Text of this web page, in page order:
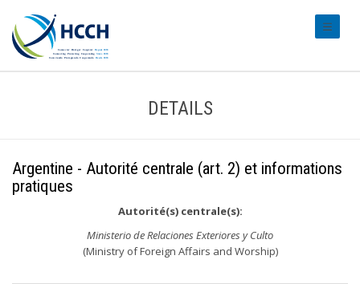
DETAILS
Argentine - Autorité centrale (art. 2) et informations
pratiques
Autorité(s) centrale(s):
Ministerio de Relaciones Exteriores y Culto
(Ministry of Foreign Affairs and Worship)